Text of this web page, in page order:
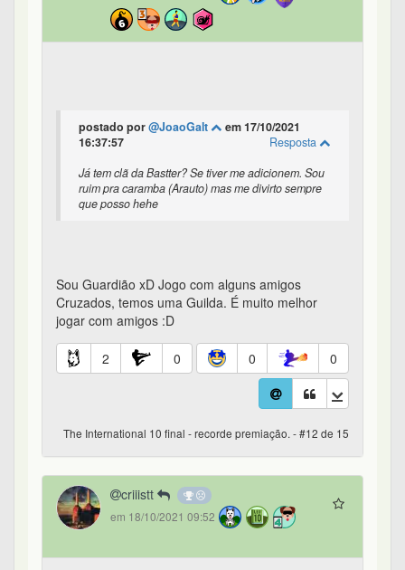
postado por@JoaoGalt
em 17/10/2021
16:37:57
Resposta
Já tem clã da Bastter? Se tiver me adicionem. Sou
ruim pra caramba (Arauto) mas me divirto sempre
que posso hehe
Sou Guardião xD Jogo com alguns amigos
Cruzados, temos uma Guilda. É muito melhor
jogar com amigos :D
2 0 0 0
The International 10 final - recorde premiação. - #12 de 15
criiistt
em 18/10/2021 09:52